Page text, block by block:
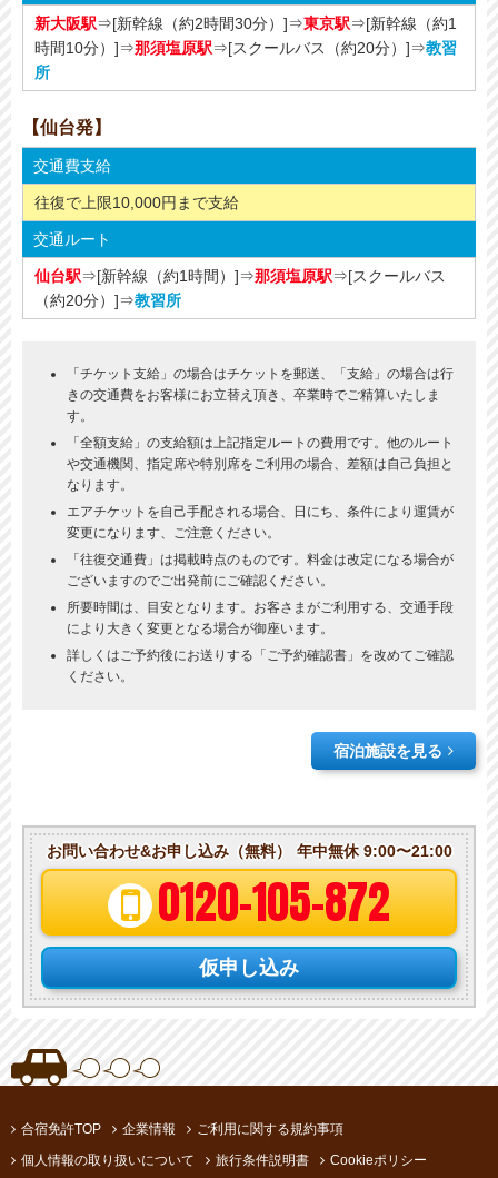
新大阪駅⇒[新幹線（約2時間30分）]⇒東京駅⇒[新幹線（約1
時間10分）]⇒那須塩原駅⇒[スクールバス（約20分）]⇒教習
所
【仙台発】
交通費支給
往復で上限10,000円まで支給
交通ルート
仙台駅⇒[新幹線（約1時間）]⇒那須塩原駅⇒[スクールバス
（約20分）]⇒教習所
「チケット支給」の場合はチケットを郵送、「支給」の場合は行
きの交通費をお客様にお立替え頂き、卒業時でご精算いたしま
す。
「全額支給」の支給額は上記指定ルートの費用です。他のルート
や交通機関、指定席や特別席をご利用の場合、差額は自己負担と
なります。
エアチケットを自己手配される場合、日にち、条件により運賃が
変更になります、ご注意ください。
「往復交通費」は掲載時点のものです。料金は改定になる場合が
ございますのでご出発前にご確認ください。
所要時間は、目安となります。お客さまがご利用する、交通手段
により大きく変更となる場合が御座います。
詳しくはご予約後にお送りする「ご予約確認書」を改めてご確認
ください。
宿泊施設を見る
お問い合わせ&お申し込み（無料） 年中無休 9:00〜21:00
0120-105-872
仮申し込み
合宿免許TOP 企業情報
ご利用に関する規約事項
個人情報の取り扱いについて
旅行条件説明書 Cookieポリシー